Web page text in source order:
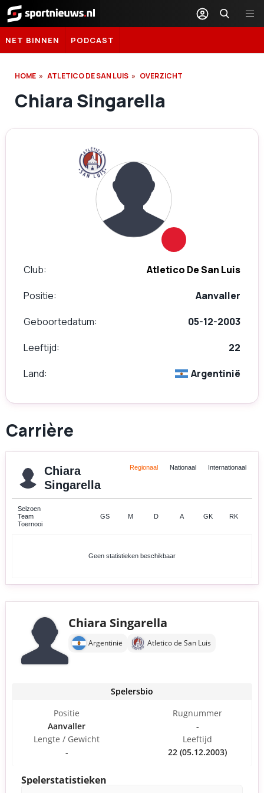
Sportnieuws.nl
NET BINNEN PODCAST
HOME ATLETICO DE SAN LUIS OVERZICHT
Chiara Singarella
Club
Atletico De San Luis
Positie
Aanvaller
Geboortedatum
05-12-2003
Leeftijd
22
Land
Argentinië
Carrière
Chiara
Singarella
Regionaal Nationaal Internationaal
Seizoen
Team
Toernooi
GS M D A GK RK
Geen statistieken beschikbaar